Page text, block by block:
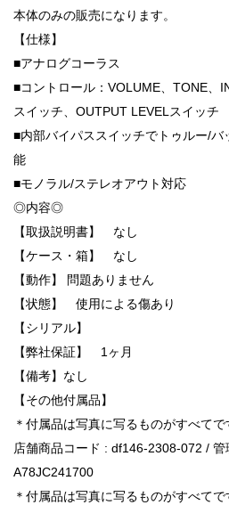
本体のみの販売になります。
【仕様】
■アナログコーラス
■コントロール：VOLUME、TONE、
スイッチ、OUTPUT LEVELスイッチ
■内部バイパススイッチでトゥルー/
能
■モノラル/ステレオアウト対応
◎内容◎
【取扱説明書】 なし
【ケース・箱】 なし
【動作】 問題ありません
【状態】 使用による傷あり
【シリアル】
【弊社保証】 1ヶ月
【備考】なし
【その他付属品】
＊付属品は写真に写るものがすべてで
店舗商品コード : df146-2308-072 /
A78JC241700
＊付属品は写真に写るものがすべてで